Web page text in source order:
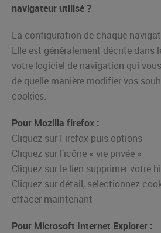
navigateur utilisé ?
La configuration de chaque
Elle est généralement décrite dans
votre logiciel de navigation qui
de quelle manière modifier vos
cookies.
Pour Mozilla firefox :
Cliquez sur Firefox puis options
Cliquez sur l’icône « vie privée »
Cliquez sur le lien supprimer votre
Cliquez sur détail, selectionnez
effacer maintenant
Pour Microsoft Internet Explorer :